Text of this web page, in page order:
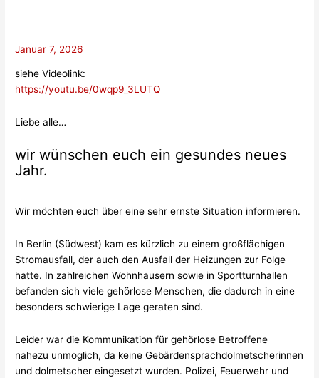
Januar 7, 2026
siehe Videolink:
https://youtu.be/0wqp9_3LUTQ
Liebe alle…
wir wünschen euch ein gesundes neues
Jahr.
Wir möchten euch über eine sehr ernste Situation informieren.
In Berlin (Südwest) kam es kürzlich zu einem großflächigen
Stromausfall, der auch den Ausfall der Heizungen zur Folge
hatte. In zahlreichen Wohnhäusern sowie in Sportturnhallen
befanden sich viele gehörlose Menschen, die dadurch in eine
besonders schwierige Lage geraten sind.
Leider war die Kommunikation für gehörlose Betroffene
nahezu unmöglich, da keine Gebärdensprachdolmetscherinnen
und dolmetscher eingesetzt wurden. Polizei, Feuerwehr und